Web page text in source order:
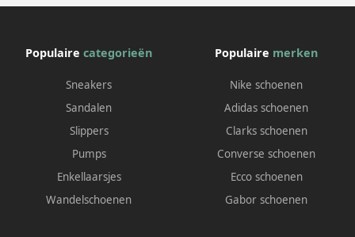
Populaire categorieën
Sneakers
Sandalen
Slippers
Pumps
Enkellaarsjes
Wandelschoenen
Populaire merken
Nike schoenen
Adidas schoenen
Clarks schoenen
Converse schoenen
Ecco schoenen
Gabor schoenen